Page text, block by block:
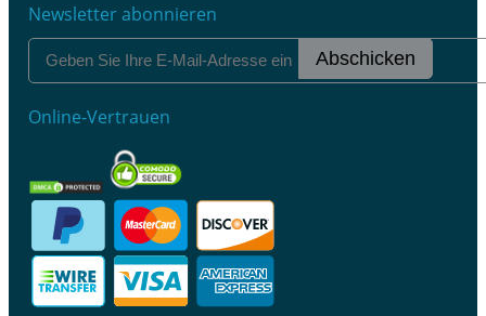
Newsletter abonnieren
Abschicken
Online-Vertrauen